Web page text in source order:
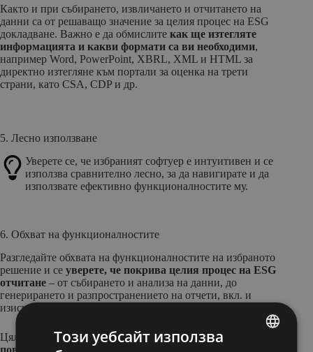
Както и при събирането, извличането и отчитането на
данни са от решаващо значение за целия процес на ESG
докладване. Важно е да обмислите как ще изтегляте
информацията и какви формати са ви необходими,
например Word, PowerPoint, XBRL, XML и HTML за
директно изтегляне към портали за оценка на трети
страни, като CSA, CDP и др.
5. Лесно използване
Уверете се, че избраният софтуер е интуитивен и се
използва сравнително лесно, за да навигирате и да
използвате ефективно функционалностите му.
6. Обхват на функционалностите
Разгледайте обхвата на функционалностите на избраното
решение и се уверете, че покрива целия процес на ESG
отчитане – от събирането и анализа на данни, до
генерирането и разпространението на отчети, вкл. и
изискваното от нормативната уредба маркиране.
Цялостното решение би следвало даспести време и
повиши ефективността на процеса по ESG докладване.
Този уебсайт използва